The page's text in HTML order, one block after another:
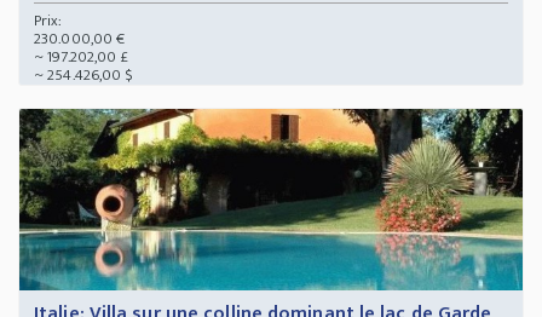
Prix:
230.000,00 €
~ 197.202,00 £
~ 254.426,00 $